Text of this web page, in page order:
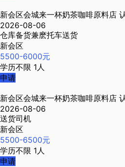
新会区会城来一杯奶茶咖啡原料店
2026-08-06
仓库备货兼麽托车送货
新会区
5500-6000元
学历不限 1人
申请
新会区会城来一杯奶茶咖啡原料店
2026-08-06
送货司机
新会区
5500-6500元
学历不限 1人
申请